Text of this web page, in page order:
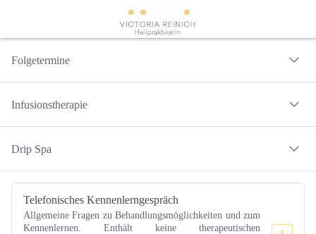
Folgetermine
Infusionstherapie
Drip Spa
Telefonisches Kennenlerngespräch
Allgemeine Fragen zu Behandlungsmöglichkeiten und zum
Kennenlernen. Enthält keine therapeutischen